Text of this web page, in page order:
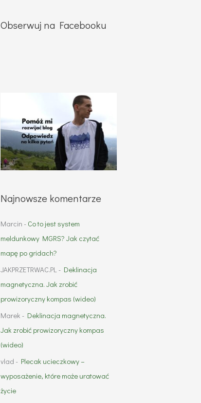
Obserwuj na Facebooku
Najnowsze komentarze
Marcin - Co to jest system
meldunkowy MGRS? Jak czytać
mapę po gridach?
JAKPRZETRWAC.PL - Deklinacja
magnetyczna. Jak zrobić
prowizoryczny kompas (wideo)
Marek - Deklinacja magnetyczna.
Jak zrobić prowizoryczny kompas
(wideo)
vlad - Plecak ucieczkowy –
wyposażenie, które może uratować
życie